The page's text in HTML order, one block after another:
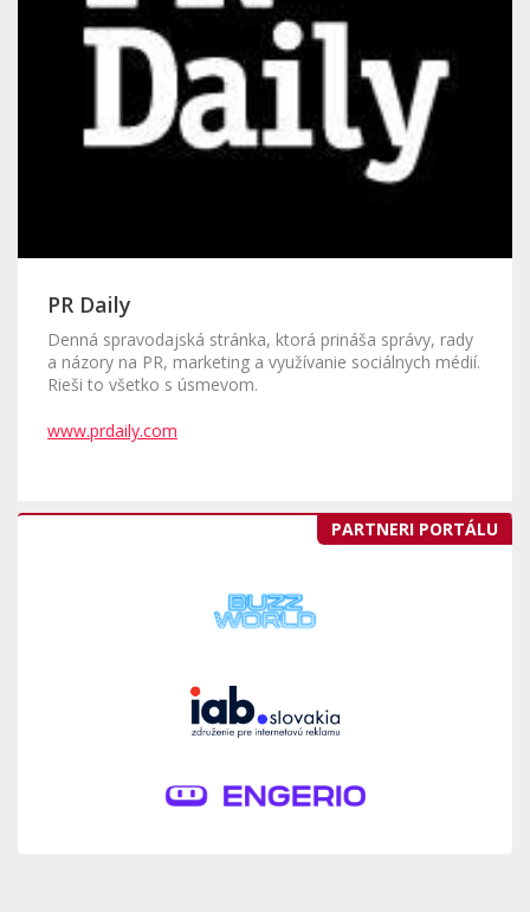
PR Daily
Denná spravodajská stránka, ktorá prináša správy, rady
a názory na PR, marketing a využívanie sociálnych médií.
Rieši to všetko s úsmevom.
www.prdaily.com
PARTNERI PORTÁLU